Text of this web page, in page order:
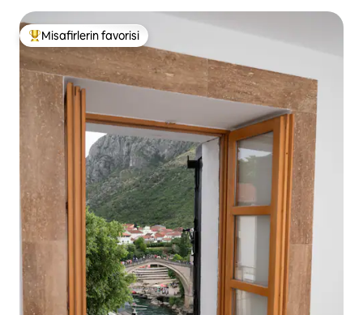
Misafirlerin favorilerinden en beğenilenler arasında
Misafirlerin favorisi